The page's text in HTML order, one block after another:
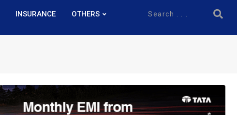
INSURANCE OTHERS